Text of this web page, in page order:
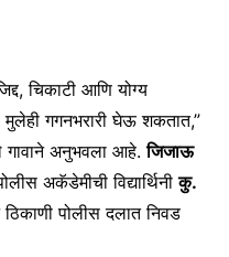
चिकाटी आणि योग्य
मुलेही गगनभरारी घेऊ शकतात,”
गावाने अनुभवला आहे.जिजाऊ
अकॅडेमीची विद्यार्थिनीकु.
पोलीस दलात निवड